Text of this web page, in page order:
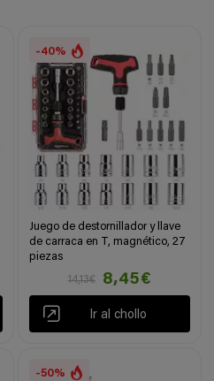
-40%
Juego de destornillador y llave
de carraca en T, magnético, 27
piezas
14,13€
8,45€
Ir al chollo
-50%